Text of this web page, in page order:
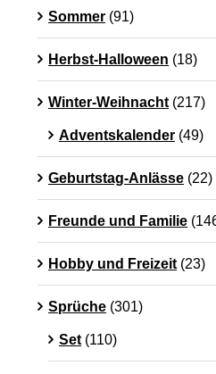
Sommer (91)
Herbst-Halloween (18)
Winter-Weihnacht (217)
Adventskalender (49)
Geburtstag-Anlässe (22)
Freunde und Familie
Hobby und Freizeit (23)
Sprüche (301)
Set (110)